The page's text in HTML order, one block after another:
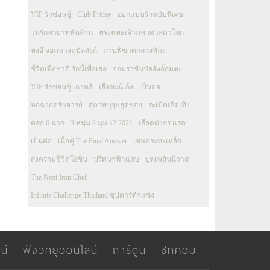
VIP รักซ่อนชู้ Club Friday ออกแบบรักฉบับพิเศษ
วุ่นรักทายาทพันล้าน พระพุทธเจ้ามหาศาสดาโลก
ทงอี จอมนางคู่บัลลังก์ ดาบพิฆาตกลางหิมะ
ชีวิตเพื่อชาติ รักนี้เพื่อเธอ จอมราชันบัลลังก์อมตะ
VIP รักซ่อนชู้ เกาหลี เสือชะนีเก้ง เป็นต่อ
หกฉากครับจารย์ สุภาพบุรุษสุดซอย ระเบิดเถิดเทิง
ตลก 6 ฉาก 3 หนุ่ม 3 มุม x2 2021 เลือดมังกร แรด
เป็นต่อ เนื้อคู่ The Final Answer เชฟกระทะเหล็ก
สงครามชีวิตโอชิน ปริศนาฟ้าแลบ บุพเพสันนิวาส
The Next Iron Chef
Infinite Challenge Thailand ซุปตาร์ท้าแข่ง
ฟังวิทยุออนไลน์ การ์ตูน ซิทคอม